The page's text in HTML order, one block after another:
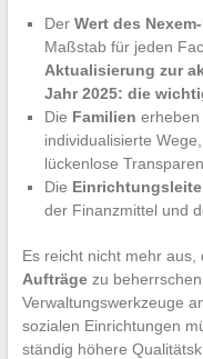
Der Wert des
Maßstab für jeden
Aktualisierung zur
Jahr 2025: die
Die Familien erheben
individualisierte
lückenlose
Die
der Finanzmittel und
Es reicht nicht mehr
Aufträgezu
Verwaltungswerkzeuge
sozialen Einrichtungen
ständig höhere